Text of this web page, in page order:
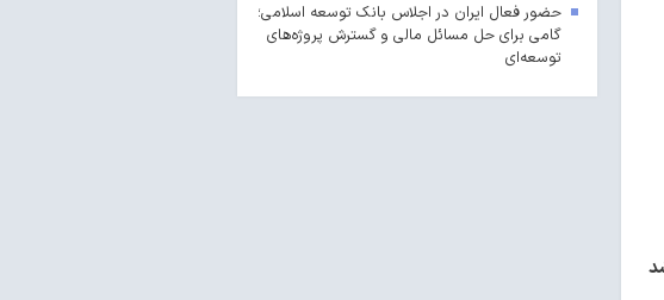
حضور فعال ایران در اجلاس بانک توسعه اسلامی؛
گامی برای حل مسائل مالی و گسترش پروژه‌های
توسعه‌ای